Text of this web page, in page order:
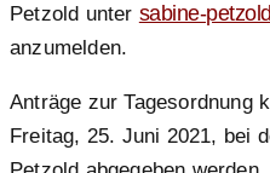
Petzold unter sabine-
anzumelden.
Anträge zur Tagesordnung
Freitag, 25. Juni 2021, bei